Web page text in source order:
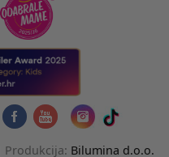
Produkcija: Bilumina d.o.o.